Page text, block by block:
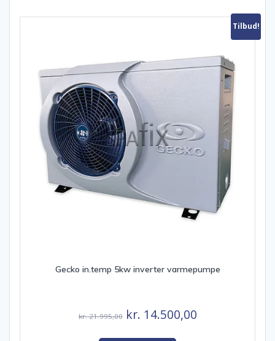
Tilbud!
Gecko in.temp 5kw inverter varmepumpe
kr.21.995,00 Den
kr. 14.500,00Den